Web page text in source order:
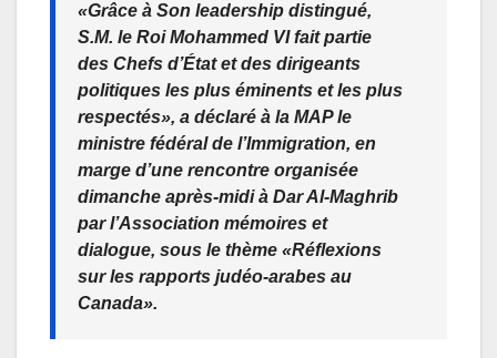
«Grâce à Son leadership distingué,
S.M. le Roi Mohammed VI fait partie
des Chefs d’État et des dirigeants
politiques les plus éminents et les plus
respectés», a déclaré à la MAP le
ministre fédéral de l’Immigration, en
marge d’une rencontre organisée
dimanche après-midi à Dar Al-Maghrib
par l’Association mémoires et
dialogue, sous le thème «Réflexions
sur les rapports judéo-arabes au
Canada».